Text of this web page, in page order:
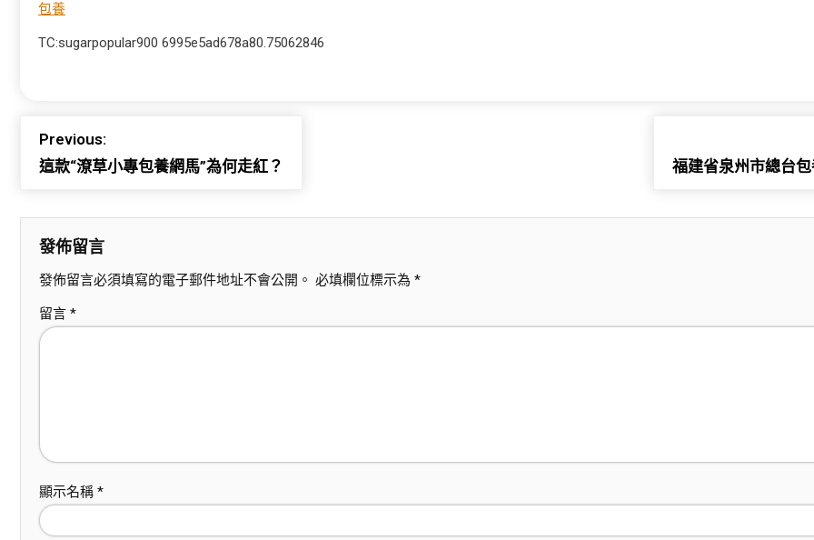
包養
TC:sugarpopular900 6995e5ad678a80.75062846
Previous:
這款“潦草小專包養網馬”為何走紅？
福建省泉州市總台
發佈留言
發佈留言必須填寫的電子郵件地址不會公開。 必填欄位標示為 *
留言 *
顯示名稱 *